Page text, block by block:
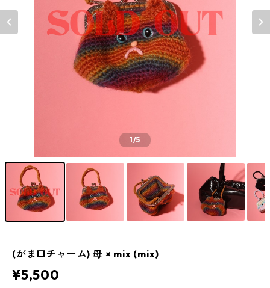
1/5
(がま口チャーム) 母 × mix (mix)
¥5,500